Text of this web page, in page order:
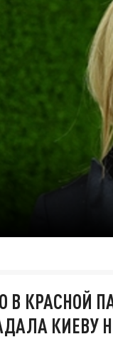
В КРАСНОЙ
КИЕВУ